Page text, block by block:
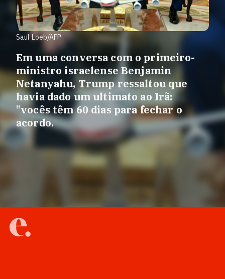
Saul Loeb/AFP
Em uma conversa com o primeiro-
ministro israelense Benjamin
Netanyahu, Trump ressaltou que
havia dado um ultimato ao Irã:
"vocês têm 60 dias para fechar o
acordo.